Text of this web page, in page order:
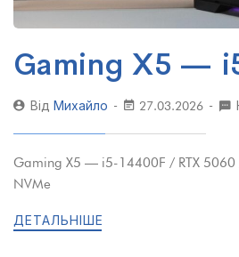
Gaming X5 —
Від Михайло 27.03.2026
Gaming X5 — i5-14400F / RTX 5060
NVMe
ДЕТАЛЬНІШЕ